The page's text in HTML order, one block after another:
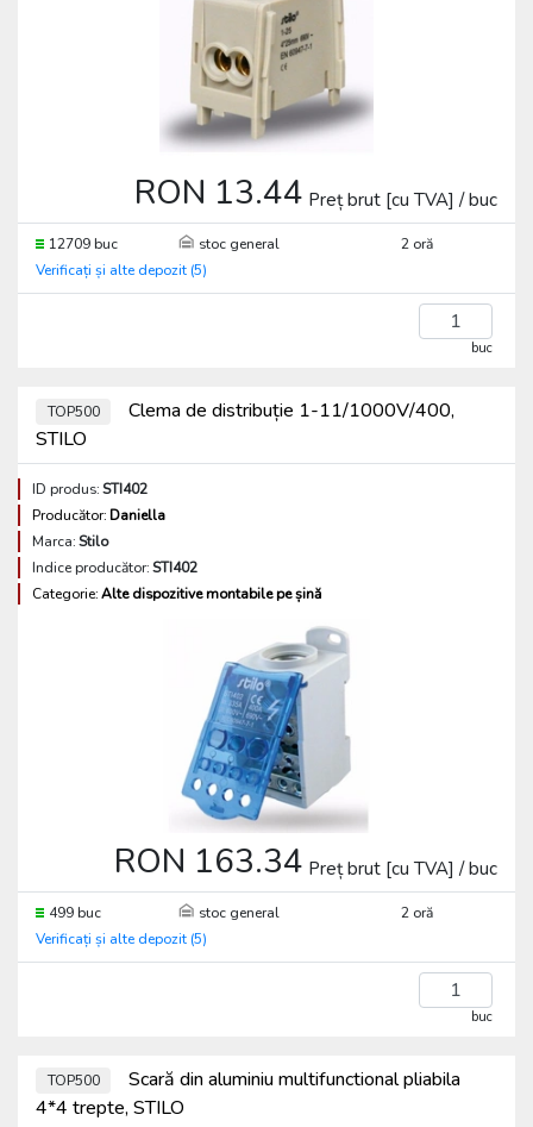
RON 13.44 Preț brut [cu TVA] / buc
12709 buc stoc general
2 oră
Verificați și alte depozit (5)
buc
TOP500
Clema de distribuție 1-11/1000V/400,
STILO
ID produs:STI402
Producător:Daniella
Marca:Stilo
Indice producător:STI402
Categorie:Alte dispozitive montabile pe șină
RON 163.34 Preț brut [cu TVA] / buc
499 buc stoc general
2 oră
Verificați și alte depozit (5)
buc
TOP500
Scară din aluminiu multifunctional pliabila
4*4 trepte, STILO